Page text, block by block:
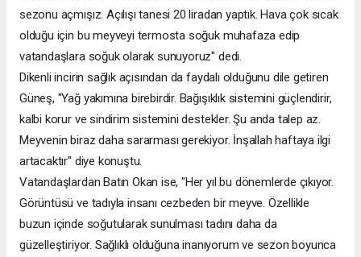
sezonu açmışız. Açılışı tanesi 20 liradan yaptık. Hava çok sıcak
olduğu için bu meyveyi termosta soğuk muhafaza edip
vatandaşlara soğuk olarak sunuyoruz" dedi.
Dikenli incirin sağlık açısından da faydalı olduğunu dile getiren
Güneş, "Yağ yakımına birebirdir. Bağışıklık sistemini güçlendirir,
kalbi korur ve sindirim sistemini destekler. Şu anda talep az.
Meyvenin biraz daha sararması gerekiyor. İnşallah haftaya ilgi
artacaktır" diye konuştu.
Vatandaşlardan Batın Okan ise, "Her yıl bu dönemlerde çıkıyor.
Görüntüsü ve tadıyla insanı cezbeden bir meyve. Özellikle
buzun içinde soğutularak sunulması tadını daha da
güzelleştiriyor. Sağlıklı olduğuna inanıyorum ve sezon boyunca